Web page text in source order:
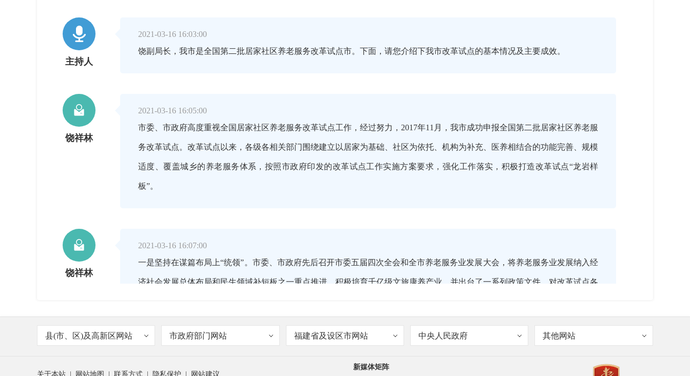

主持人
2021-03-16 16:03:00
饶副局长，我市是全国第二批居家社区养老服务改革试点市。下面，请您介绍下我市改革试点的基本情况及主要成效。

饶祥林
2021-03-16 16:05:00
市委、市政府高度重视全国居家社区养老服务改革试点工作，经过努力，2017年11月，我市成功申报全国第二批居家社区养老服
务改革试点。改革试点以来，各级各相关部门围绕建立以居家为基础、社区为依托、机构为补充、医养相结合的功能完善、规模
适度、覆盖城乡的养老服务体系，按照市政府印发的改革试点工作实施方案要求，强化工作落实，积极打造改革试点“龙岩样
板”。

饶祥林
2021-03-16 16:07:00
一是坚持在谋篇布局上“统领”。市委、市政府先后召开市委五届四次全会和全市养老服务业发展大会，将养老服务业发展纳入经
济社会发展总体布局和民生领域补短板之一重点推进，积极培育千亿级文旅康养产业，并出台了一系列政策文件，对改革试点各
县(市、区)及高新区网站 市政府部门网站 福建省及设区市网站 中央人民政府 其他网站
关于本站 网站地图 联系方式 隐私保护 网站建议
新媒体矩阵